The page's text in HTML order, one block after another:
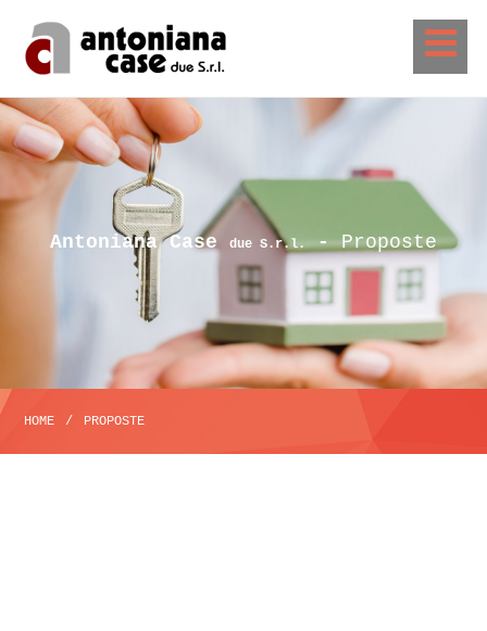
Antoniana Case due S.r.l.-Proposte
HOME / PROPOSTE